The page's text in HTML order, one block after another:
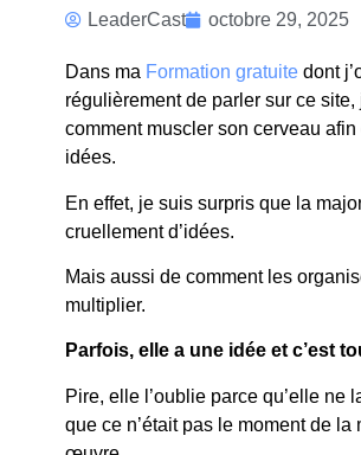
COMMENT
J’AI
D’IDEES
LeaderCast octobre 29, 2025
Dans ma Formation gratuitedont
régulièrement de parler sur ce site,
comment muscler son cerveau afin
idées.
En effet, je suis surpris que la
cruellement d’idées.
Mais aussi de comment les
multiplier.
Parfois, elle a une idée et c’est
Pire, elle l’oublie parce qu’elle ne
que ce n’était pas le moment de la